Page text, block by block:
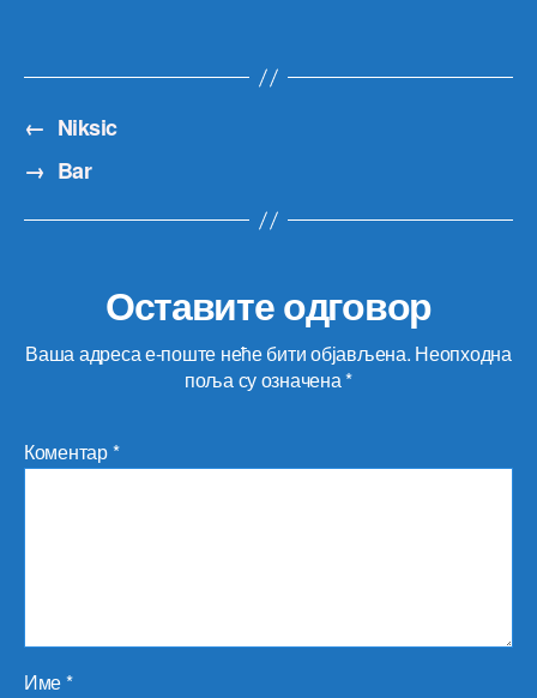
← Niksic
→ Bar
Оставите одговор
Ваша адреса е-поште неће бити објављена. Неопходна
поља су означена*
Коментар*
Име*